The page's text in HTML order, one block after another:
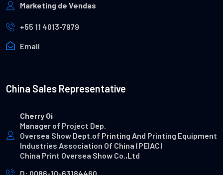
Marketing de Vendas
+55 11 4013-7979
Email
China Sales Representative
Cherry Qi
Manager of Project Dep.
Oversea Show Dept.of Printing And Printing Equipment
Industries Association Of China (PEIAC)
China Print Oversea Show Co.,Ltd